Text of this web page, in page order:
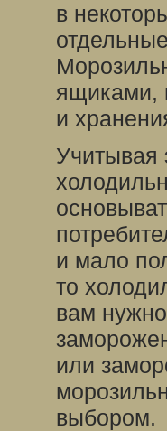
в
ящиками,
и
Учитывая
и мало
то
вам
или
выбором.